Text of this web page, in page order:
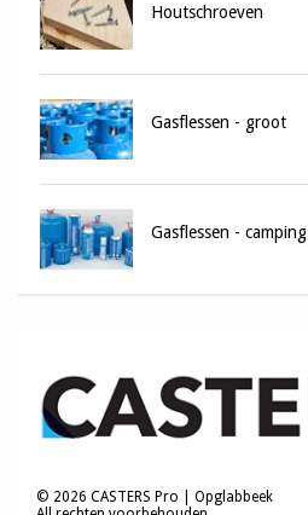
Houtschroeven
Gasflessen - groot
Gasflessen - camping
© 2026 CASTERS Pro | Opglabbeek